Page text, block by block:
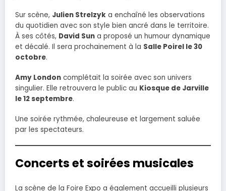
Sur scène, Julien Strelzyk a enchaîné les observations
du quotidien avec son style bien ancré dans le territoire.
À ses côtés, David Sun a proposé un humour dynamique
et décalé. Il sera prochainement à la Salle Poirel le 30
octobre.
Amy London complétait la soirée avec son univers
singulier. Elle retrouvera le public au Kiosque de Jarville
le 12 septembre.
Une soirée rythmée, chaleureuse et largement saluée
par les spectateurs.
Concerts et soirées musicales
La scène de la Foire Expo a également accueilli plusieurs